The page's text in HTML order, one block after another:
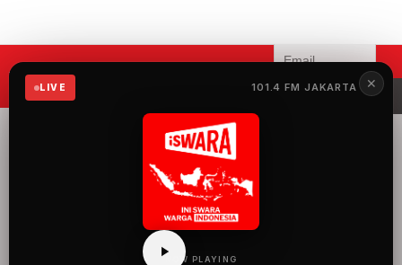
✕
LIVE 101.4 FM JAKARTA
NOW PLAYING
Mau menerima informasi terbaru
iSWARA?
konten siaran yang
baik dan keren tentang